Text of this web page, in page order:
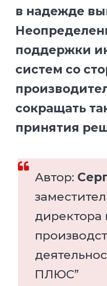
в надежде
поддержки
систем со
сокращать
принятия
Автор:
директора
ПЛЮС”